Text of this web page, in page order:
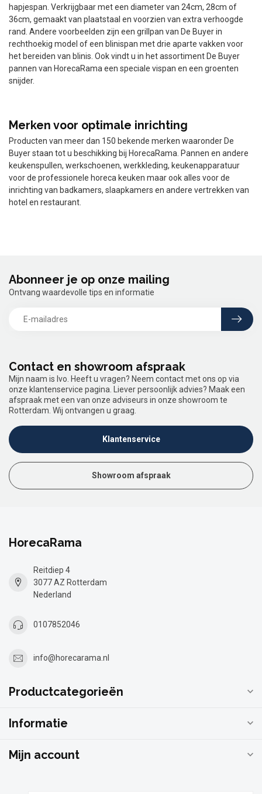
hapjespan. Verkrijgbaar met een diameter van 24cm, 28cm of
36cm, gemaakt van plaatstaal en voorzien van extra verhoogde
rand. Andere voorbeelden zijn een grillpan van De Buyer in
rechthoekig model of een blinispan met drie aparte vakken voor
het bereiden van blinis. Ook vindt u in het assortiment De Buyer
pannen van HorecaRama een speciale vispan en een groenten
snijder.
Merken voor optimale inrichting
Producten van meer dan 150 bekende merken waaronder De
Buyer staan tot u beschikking bij HorecaRama. Pannen en andere
keukenspullen, werkschoenen, werkkleding, keukenapparatuur
voor de professionele horeca keuken maar ook alles voor de
inrichting van badkamers, slaapkamers en andere vertrekken van
hotel en restaurant.
Contact en showroom afspraak
Mijn naam is Ivo. Heeft u vragen? Neem contact met ons op via
onze klantenservice pagina. Liever persoonlijk advies? Maak een
afspraak met een van onze adviseurs in onze showroom te
Rotterdam. Wij ontvangen u graag.
Klantenservice
Showroom afspraak
Abonneer je op onze mailing
Ontvang waardevolle tips en informatie
HorecaRama
Reitdiep 4
3077 AZ Rotterdam
Nederland
0107852046
info@horecarama.nl
Productcategorieën
Informatie
Mijn account